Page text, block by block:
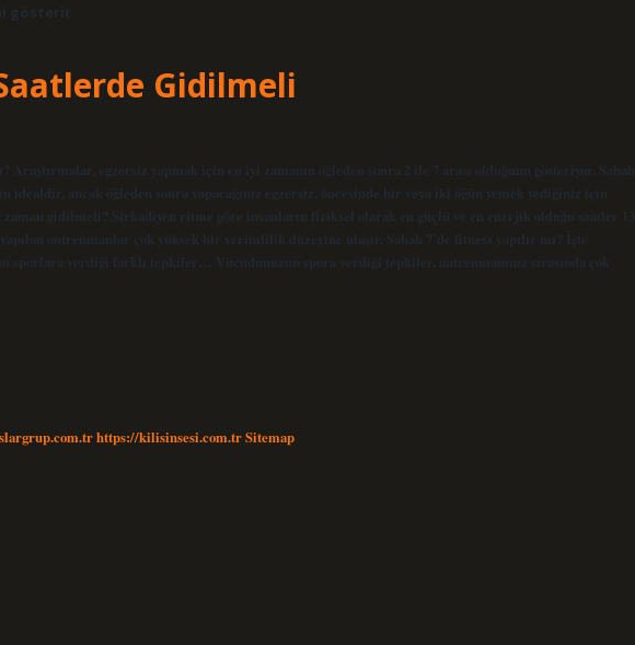
gösterir
Gidilmeli
Araştırmalar, egzersiz yapmak için en iyi zamanın öğleden sonra 2 ile 7 arası olduğunu gösteriyor. Sabah
idealdir, ancak öğleden sonra yapacağınız egzersiz, öncesinde bir veya iki öğün yemek yediğiniz için
zaman gidilmeli? Sirkadiyen ritme göre insanların fiziksel olarak en güçlü ve en enerjik olduğu saatler 13
antrenmanlar çok yüksek bir verimlilik düzeyine ulaşır. Sabah 7’de fitness yapılır mı? İşte
sporlara verdiği farklı tepkiler… Vücudunuzun spora verdiği tepkiler, antrenmanınız sırasında çok
https://kilisinsesi.com.trSitemap